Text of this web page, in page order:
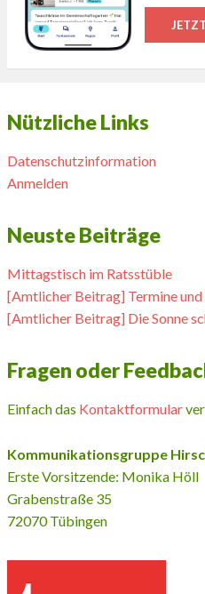
Nützliche Links
Datenschutzinformation
Anmelden
Neuste Beiträge
Mittagstisch im Ratsstüble
[Amtlicher Beitrag] Termine
[Amtlicher Beitrag] Die Sonne
Fragen oder
Einfach das Kontaktformular
Kommunikationsgruppe
Erste Vorsitzende: Monika Höll
Grabenstraße 35
72070 Tübingen